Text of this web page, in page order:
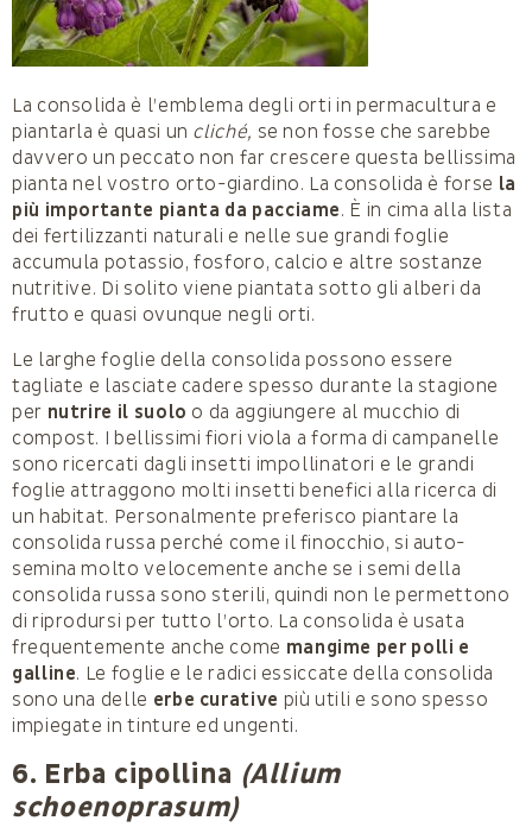
La consolida è l’emblema degli orti in permacultura e
piantarla è quasi un cliché, se non fosse che sarebbe
davvero un peccato non far crescere questa bellissima
pianta nel vostro orto-giardino. La consolida è forse la
più importante pianta da pacciame. È in cima alla lista
dei fertilizzanti naturali e nelle sue grandi foglie
accumula potassio, fosforo, calcio e altre sostanze
nutritive. Di solito viene piantata sotto gli alberi da
frutto e quasi ovunque negli orti.
Le larghe foglie della consolida possono essere
tagliate e lasciate cadere spesso durante la stagione
per nutrire il suolo o da aggiungere al mucchio di
compost. I bellissimi fiori viola a forma di campanelle
sono ricercati dagli insetti impollinatori e le grandi
foglie attraggono molti insetti benefici alla ricerca di
un habitat. Personalmente preferisco piantare la
consolida russa perché come il finocchio, si auto-
semina molto velocemente anche se i semi della
consolida russa sono sterili, quindi non le permettono
di riprodursi per tutto l’orto. La consolida è usata
frequentemente anche come mangime per polli e
galline. Le foglie e le radici essiccate della consolida
sono una delle erbe curative più utili e sono spesso
impiegate in tinture ed ungenti.
6. Erba cipollina (Allium
schoenoprasum)